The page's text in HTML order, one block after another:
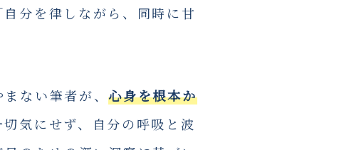
分を律しながら、同時に甘
まない筆者が、心身を根本か
気にせず、自分の呼吸と波